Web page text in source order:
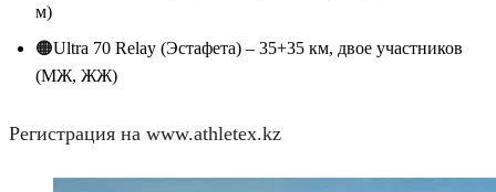
м)
🟠Ultra 70 Relay (Эстафета) – 35+35 км, двое участников
(МЖ, ЖЖ)
Регистрация на www.athletex.kz